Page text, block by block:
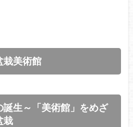
栽美術館
誕生～「美術館」をめざ
栽